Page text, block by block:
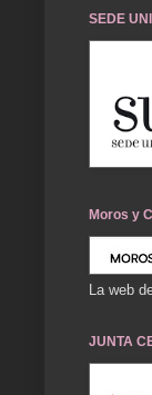
SEDE
Moros y
La web
JUNTA